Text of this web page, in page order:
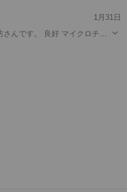
1月31日
マイクロチッ